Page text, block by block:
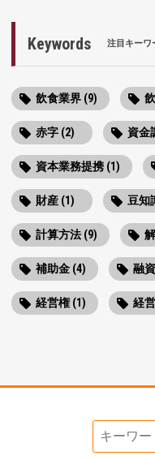
Keywords 注目キーワ
飲食業界 (9)
赤字 (2) 資金
資本業務提携 (1)
財産 (1) 豆知
計算方法 (9)
補助金 (4) 融
経営権 (1) 経